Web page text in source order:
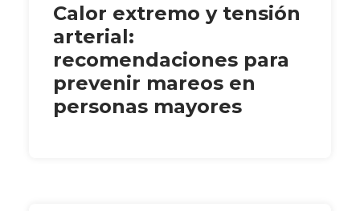
Calor extremo y tensión
arterial:
recomendaciones para
prevenir mareos en
personas mayores